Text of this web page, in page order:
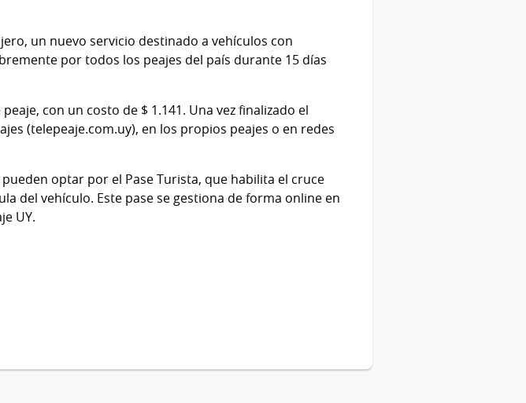
un nuevo servicio destinado a vehículos con
por todos los peajes del país durante 15 días
con un costo de $ 1.141. Una vez finalizado el
(telepeaje.com.uy), en los propios peajes o en redes
optar por el Pase Turista, que habilita el cruce
del vehículo. Este pase se gestiona de forma online en
UY.